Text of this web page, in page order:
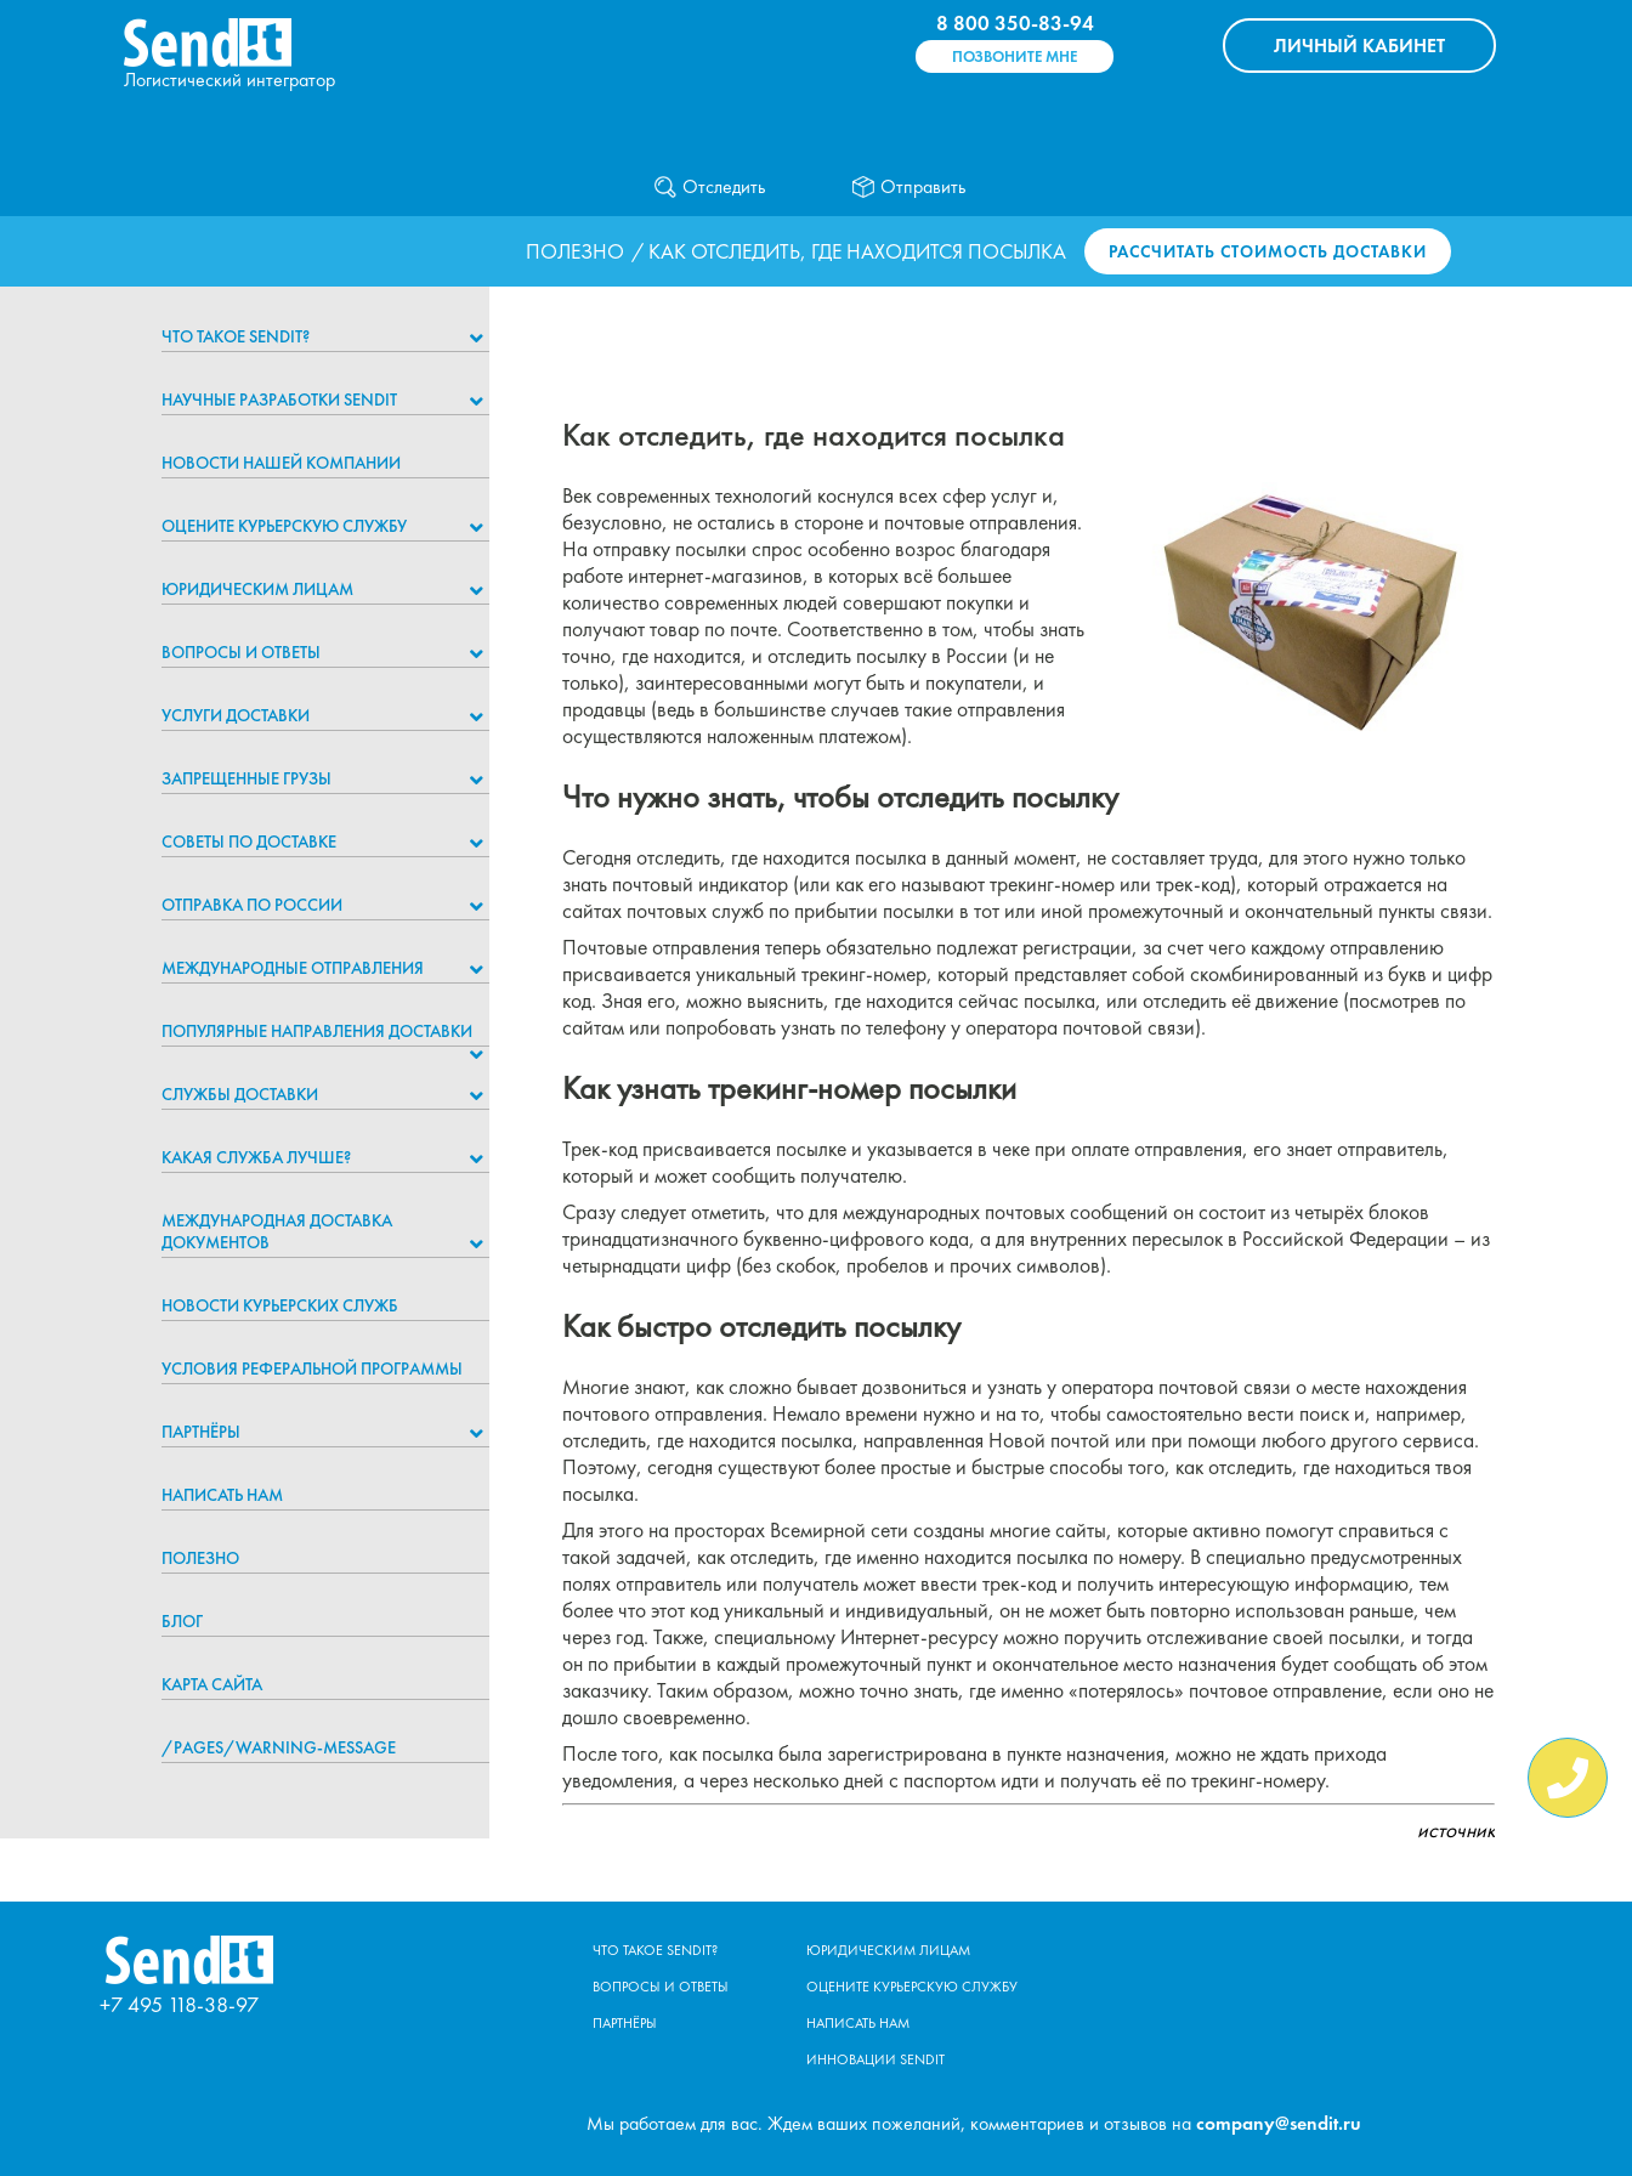
8 800 350-83-94
ПОЗВОНИТЕ МНЕ ЛИЧНЫЙ КАБИНЕТ
Логистический интегратор
Отследить Отправить
ПОЛЕЗНО / КАК ОТСЛЕДИТЬ, ГДЕ НАХОДИТСЯ ПОСЫЛКА РАССЧИТАТЬ СТОИМОСТЬ ДОСТАВКИ
ЧТО ТАКОЕ SENDIT?
НАУЧНЫЕ РАЗРАБОТКИ SENDIT
НОВОСТИ НАШЕЙ КОМПАНИИ
ОЦЕНИТЕ КУРЬЕРСКУЮ СЛУЖБУ
ЮРИДИЧЕСКИМ ЛИЦАМ
ВОПРОСЫ И ОТВЕТЫ
УСЛУГИ ДОСТАВКИ
ЗАПРЕЩЕННЫЕ ГРУЗЫ
СОВЕТЫ ПО ДОСТАВКЕ
ОТПРАВКА ПО РОССИИ
МЕЖДУНАРОДНЫЕ ОТПРАВЛЕНИЯ
ПОПУЛЯРНЫЕ НАПРАВЛЕНИЯ ДОСТАВКИ
СЛУЖБЫ ДОСТАВКИ
КАКАЯ СЛУЖБА ЛУЧШЕ?
МЕЖДУНАРОДНАЯ ДОСТАВКА
ДОКУМЕНТОВ
НОВОСТИ КУРЬЕРСКИХ СЛУЖБ
УСЛОВИЯ РЕФЕРАЛЬНОЙ ПРОГРАММЫ
ПАРТНЁРЫ
НАПИСАТЬ НАМ
ПОЛЕЗНО
БЛОГ
КАРТА САЙТА
/PAGES/WARNING-MESSAGE
Как отследить, где находится посылка
Век современных технологий коснулся всех сфер услуг и,
безусловно, не остались в стороне и почтовые отправления.
На отправку посылки спрос особенно возрос благодаря
работе интернет-магазинов, в которых всё большее
количество современных людей совершают покупки и
получают товар по почте. Соответственно в том, чтобы знать
точно, где находится, и отследить посылку в России (и не
только), заинтересованными могут быть и покупатели, и
продавцы (ведь в большинстве случаев такие отправления
осуществляются наложенным платежом).
Что нужно знать, чтобы отследить посылку
Сегодня отследить, где находится посылка в данный момент, не составляет труда, для этого нужно только
знать почтовый индикатор (или как его называют трекинг-номер или трек-код), который отражается на
сайтах почтовых служб по прибытии посылки в тот или иной промежуточный и окончательный пункты связи.
Почтовые отправления теперь обязательно подлежат регистрации, за счет чего каждому отправлению
присваивается уникальный трекинг-номер, который представляет собой скомбинированный из букв и цифр
код. Зная его, можно выяснить, где находится сейчас посылка, или отследить её движение (посмотрев по
сайтам или попробовать узнать по телефону у оператора почтовой связи).
Как узнать трекинг-номер посылки
Трек-код присваивается посылке и указывается в чеке при оплате отправления, его знает отправитель,
который и может сообщить получателю.
Сразу следует отметить, что для международных почтовых сообщений он состоит из четырёх блоков
тринадцатизначного буквенно-цифрового кода, а для внутренних пересылок в Российской Федерации – из
четырнадцати цифр (без скобок, пробелов и прочих символов).
Как быстро отследить посылку
Многие знают, как сложно бывает дозвониться и узнать у оператора почтовой связи о месте нахождения
почтового отправления. Немало времени нужно и на то, чтобы самостоятельно вести поиск и, например,
отследить, где находится посылка, направленная Новой почтой или при помощи любого другого сервиса.
Поэтому, сегодня существуют более простые и быстрые способы того, как отследить, где находиться твоя
посылка.
Для этого на просторах Всемирной сети созданы многие сайты, которые активно помогут справиться с
такой задачей, как отследить, где именно находится посылка по номеру. В специально предусмотренных
полях отправитель или получатель может ввести трек-код и получить интересующую информацию, тем
более что этот код уникальный и индивидуальный, он не может быть повторно использован раньше, чем
через год. Также, специальному Интернет-ресурсу можно поручить отслеживание своей посылки, и тогда
он по прибытии в каждый промежуточный пункт и окончательное место назначения будет сообщать об этом
заказчику. Таким образом, можно точно знать, где именно «потерялось» почтовое отправление, если оно не
дошло своевременно.
После того, как посылка была зарегистрирована в пункте назначения, можно не ждать прихода
уведомления, а через несколько дней с паспортом идти и получать её по трекинг-номеру.
источник
+7 495 118-38-97
ЧТО ТАКОЕ SENDIT?
ВОПРОСЫ И ОТВЕТЫ
ПАРТНЁРЫ
ЮРИДИЧЕСКИМ ЛИЦАМ
ОЦЕНИТЕ КУРЬЕРСКУЮ СЛУЖБУ
НАПИСАТЬ НАМ
ИННОВАЦИИ SENDIT
Мы работаем для вас. Ждем ваших пожеланий, комментариев и отзывов наcompany@sendit.ru